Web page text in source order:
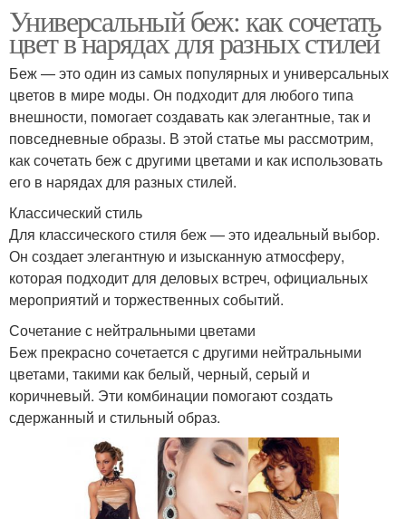
Универсальный беж: как сочетать
цвет в нарядах для разных стилей
Беж — это один из самых популярных и универсальных
цветов в мире моды. Он подходит для любого типа
внешности, помогает создавать как элегантные, так и
повседневные образы. В этой статье мы рассмотрим,
как сочетать беж с другими цветами и как использовать
его в нарядах для разных стилей.
Классический стиль
Для классического стиля беж — это идеальный выбор.
Он создает элегантную и изысканную атмосферу,
которая подходит для деловых встреч, официальных
мероприятий и торжественных событий.
Сочетание с нейтральными цветами
Беж прекрасно сочетается с другими нейтральными
цветами, такими как белый, черный, серый и
коричневый. Эти комбинации помогают создать
сдержанный и стильный образ.